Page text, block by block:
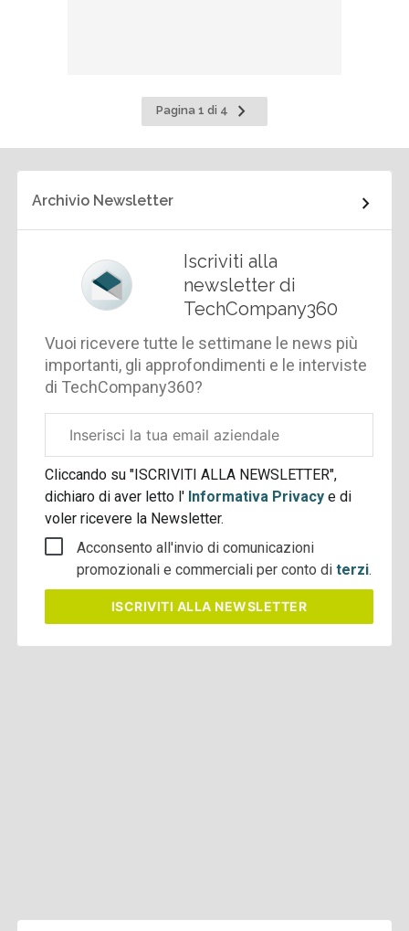
Pagina 1 di 4
Pagina
successiva
Archivio Newsletter
Iscriviti alla
newsletter di
TechCompany360
Vuoi ricevere tutte le settimane le news più
importanti, gli approfondimenti e le interviste
di TechCompany360?
aziendale
Cliccando su "ISCRIVITI ALLA NEWSLETTER",
dichiaro di aver letto l' Informativa Privacye di
voler ricevere la Newsletter.
Acconsento all'invio di comunicazioni
promozionali e commerciali per conto diterzi.
ISCRIVITI ALLA NEWSLETTER